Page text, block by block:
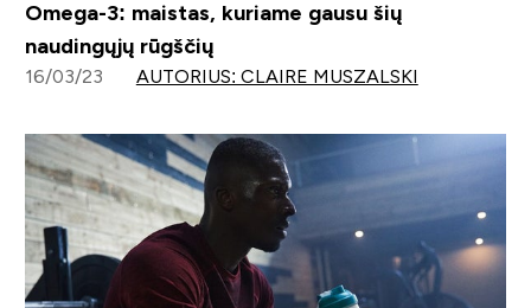
Omega-3: maistas, kuriame gausu šių
naudingųjų rūgščių
16/03/23 AUTORIUS: CLAIRE MUSZALSKI